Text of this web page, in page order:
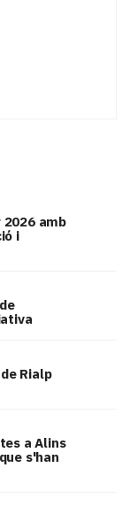
2026 amb
i
Rialp
a Alins
s'han